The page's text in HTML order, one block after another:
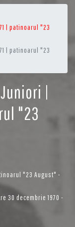
| patinoarul "23
| patinoarul "23
|
"23
"23 August" -
30 decembrie 1970 -